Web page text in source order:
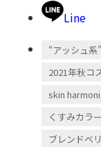
Line
“アッシュ系
2021年秋コ
skin
くすみカラー
ブレンドベ